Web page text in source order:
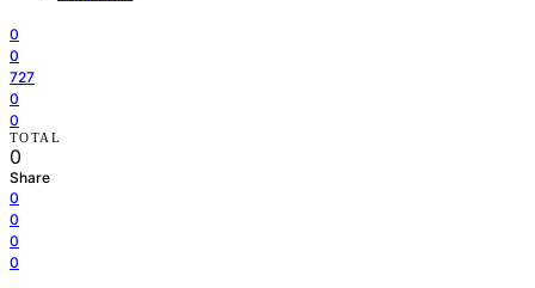
0
0
727
0
0
TOTAL
0
Share
0
0
0
0